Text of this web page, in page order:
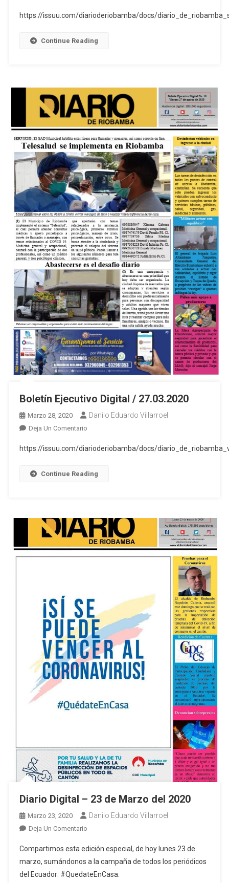
Ejecutivo
28.03.2020
https://issuu.com/diarioderiobamba/docs/
Continue Reading
Boletín Ejecutivo Digital / 27.03.2020
Marzo 28, 2020 Danilo Eduardo Villarroel
Deja Un ComentarioEn
Ejecutivo
/
https://issuu.com/diarioderiobamba/docs/
Continue Reading
Diario Digital – 23 de Marzo del 2020
Marzo 23, 2020 Danilo Eduardo Villarroel
Deja Un ComentarioEn
Digital
–
23
Compartimos esta edición especial, de hoy lunes 23 de
marzo, sumándonos a la campaña de todos los periódicos
del Ecuador: #QuedateEnCasa.